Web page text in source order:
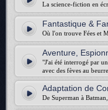
La science-fiction en
Fantastique &
Où l'on trouve Fées et
Aventure,
"J'ai été interrogé par
avec des fèves au
Adaptation de
De Superman à